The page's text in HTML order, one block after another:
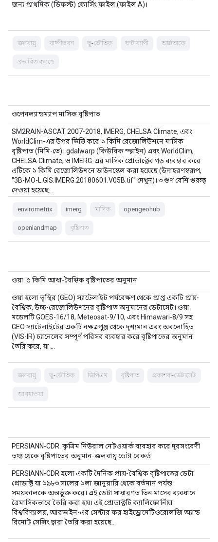
জন্য প্রাথমিক (ডিফল্ট) ফোর্সিং ফাইল (ফাইল A)।
জলবায়ু বাষ্পীভবন ভূ-ভৌতিক ঘণ্টাব্যাপী আর্দ্রতাকে
প্রভাবিত করছে
ওপেনল্যান্ডম্যাপ মাসিক বৃষ্টিপাত
SM2RAIN-ASCAT 2007-2018, IMERG, CHELSA Climate, এবং
WorldClim-এর উপর ভিত্তি করে ১ কিমি রেজোলিউশনে মাসিক
বৃষ্টিপাত (মিমি-তে)। gdalwarp (কিউবিক স্প্লাইন) এবং WorldClim,
CHELSA Climate, ও IMERG-এর মাসিক প্রোডাক্টের গড় ব্যবহার করে
এটিকে ১ কিমি রেজোলিউশনে ডাউনস্কেল করা হয়েছে (উদাহরণস্বরূপ,
"3B-MO-L.GIS.IMERG.20180601.V05B.tif" দেখুন)। ৩ গুণ বেশি গুরুত্ব
দেওয়া হয়েছে…
envirometrix imerg মাসিক opengeohub
openlandmap বৃষ্টিপাত
ওয়া: ৫ কিমি আধা-বৈশ্বিক বৃষ্টিপাতের অনুমান
ওয়া হলো ভূস্থির (GEO) স্যাটেলাইট পর্যবেক্ষণ থেকে প্রাপ্ত একটি প্রায়-
বৈশ্বিক, উচ্চ-রেজোলিউশনের বৃষ্টিপাত অনুমানের ডেটাসেট। ওয়া
মডেলটি GOES-16/18, Meteosat-9/10, এবং Himawari-8/9 সহ
GEO স্যাটেলাইটের একটি নক্ষত্রপুঞ্জ থেকে দৃশ্যমান এবং অবলোহিত
(VIS-IR) চ্যানেলের সম্পূর্ণ পরিসর ব্যবহার করে বৃষ্টিপাতের অনুমান
তৈরি করে, যা …
জলবায়ু ভূ-ভৌতিক জিপিএম বৃষ্টিপাত প্রকাশক-ডেটাসেট
আবহাওয়া
PERSIANN-CDR: কৃত্রিম নিউরাল নেটওয়ার্ক ব্যবহার করে দূরসংবেদী
তথ্য থেকে বৃষ্টিপাতের অনুমান-জলবায়ু ডেটা রেকর্ড
PERSIANN-CDR হলো একটি দৈনিক প্রায়-বৈশ্বিক বৃষ্টিপাতের ডেটা
প্রোডাক্ট যা ১৯৮৩ সালের ১লা জানুয়ারি থেকে বর্তমান পর্যন্ত
সময়কালকে অন্তর্ভুক্ত করে। এই ডেটা সাধারণত তিন মাসের ব্যবধানে
ত্রৈমাসিকভাবে তৈরি করা হয়। এই প্রোডাক্টটি ক্যালিফোর্নিয়া
বিশ্ববিদ্যালয়, আরভাইন-এর সেন্টার ফর হাইড্রোমেটিওরোলজি অ্যান্ড
রিমোট সেন্সিং দ্বারা তৈরি করা হয়েছে…